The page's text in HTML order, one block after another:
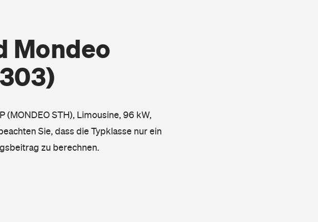
Mondeo
(MONDEO STH), Limousine, 96 kW,
Sie, dass die Typklasse nur ein
zu berechnen.